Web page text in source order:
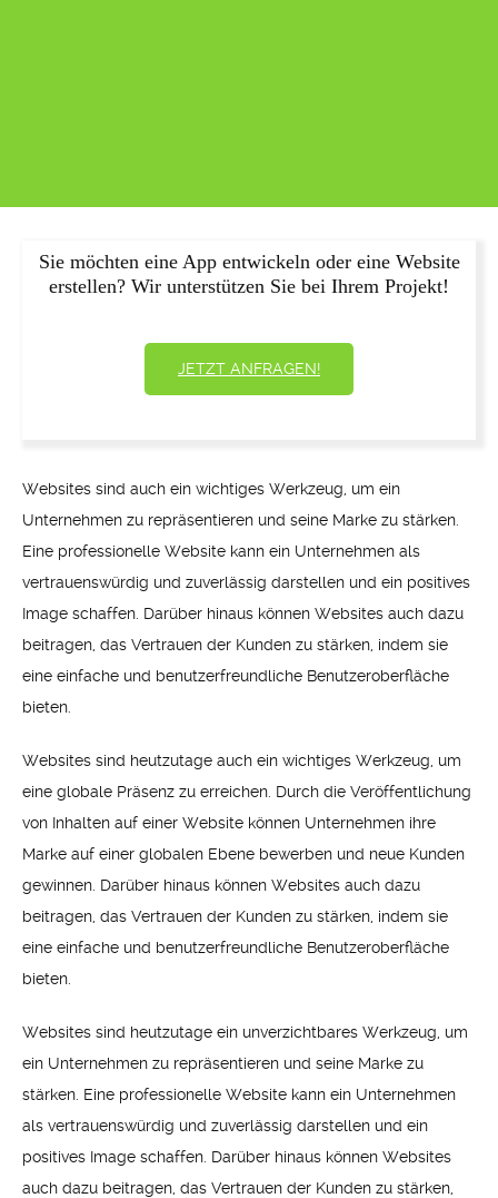
Sie möchten eine App entwickeln oder eine Website
erstellen? Wir unterstützen Sie bei Ihrem Projekt!
JETZT ANFRAGEN!
Websites sind auch ein wichtiges Werkzeug, um ein
Unternehmen zu repräsentieren und seine Marke zu stärken.
Eine professionelle Website kann ein Unternehmen als
vertrauenswürdig und zuverlässig darstellen und ein positives
Image schaffen. Darüber hinaus können Websites auch dazu
beitragen, das Vertrauen der Kunden zu stärken, indem sie
eine einfache und benutzerfreundliche Benutzeroberfläche
bieten.
Websites sind heutzutage auch ein wichtiges Werkzeug, um
eine globale Präsenz zu erreichen. Durch die Veröffentlichung
von Inhalten auf einer Website können Unternehmen ihre
Marke auf einer globalen Ebene bewerben und neue Kunden
gewinnen. Darüber hinaus können Websites auch dazu
beitragen, das Vertrauen der Kunden zu stärken, indem sie
eine einfache und benutzerfreundliche Benutzeroberfläche
bieten.
Websites sind heutzutage ein unverzichtbares Werkzeug, um
ein Unternehmen zu repräsentieren und seine Marke zu
stärken. Eine professionelle Website kann ein Unternehmen
als vertrauenswürdig und zuverlässig darstellen und ein
positives Image schaffen. Darüber hinaus können Websites
auch dazu beitragen, das Vertrauen der Kunden zu stärken,